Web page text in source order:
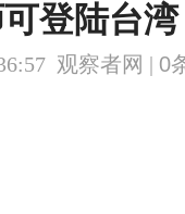
登陆台
观察者网 | 0